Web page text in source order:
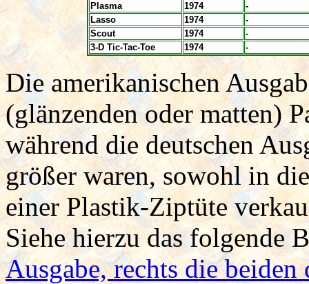
Plasma
1974
-
Lasso
1974
-
Scout
1974
-
3-D Tic-Tac-Toe
1974 -
Die amerikanischen
(glänzenden oder matten)
während die deutschen
größer waren, sowohl in
einer Plastik-Ziptüte
Siehe hierzu das folgende
Ausgabe, rechts die beiden